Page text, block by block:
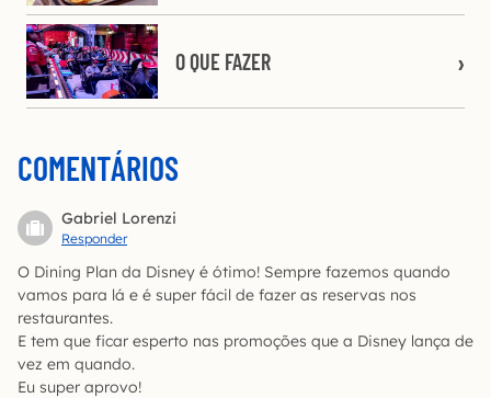
O QUE FAZER
COMENTÁRIOS
Gabriel Lorenzi
Responder
O Dining Plan da Disney é ótimo! Sempre fazemos quando
vamos para lá e é super fácil de fazer as reservas nos
restaurantes.
E tem que ficar esperto nas promoções que a Disney lança de
vez em quando.
Eu super aprovo!